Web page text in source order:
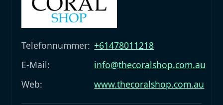
Telefonnummer: +61478011218
E-Mail:
info@thecoralshop.com.au
Web:
www.thecoralshop.com.au